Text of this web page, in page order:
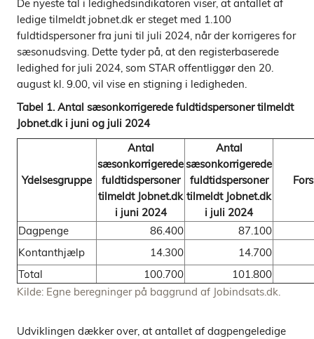
De nyeste tal i ledighedsindikatoren viser, at antallet af
ledige tilmeldt jobnet.dk er steget med 1.100
fuldtidspersoner fra juni til juli 2024, når der korrigeres for
sæsonudsving. Dette tyder på, at den registerbaserede
ledighed for juli 2024, som STAR offentliggør den 20.
august kl. 9.00, vil vise en stigning i ledigheden.
Tabel 1. Antal sæsonkorrigerede fuldtidspersoner tilmeldt
Jobnet.dk i juni og juli 2024
Ydelsesgruppe
Antal
sæsonkorrigerede
fuldtidspersoner
tilmeldt Jobnet.dk
i juni 2024
Antal
sæsonkorrigerede
fuldtidspersoner
tilmeldt Jobnet.dk
i juli 2024
Dagpenge 86.400
87.100
Kontanthjælp
14.300
14.700
Total
100.700
101.800
Kilde: Egne beregninger på baggrund af Jobindsats.dk.
Udviklingen dækker over, at antallet af dagpengeledige